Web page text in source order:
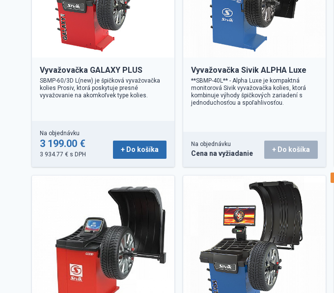
Vyvažovačka GALAXY PLUS
SBMP-60/3D L(new) je špičková vyvažovačka
kolies Prosiv, ktorá poskytuje presné
vyvažovanie na akomkoľvek type kolies.
Na objednávku
3 199.00 €
3 934.77 € s DPH
+ Do košíka
Vyvažovačka Sivik ALPHA Luxe
**SBMP-40L** - Alpha Luxe je kompaktná
monitorová Sivik vyvažovačka kolies, ktorá
kombinuje výhody špičkových zariadení s
jednoduchosťou a spoľahlivosťou.
Na objednávku
Cena na vyžiadanie + Do košíka